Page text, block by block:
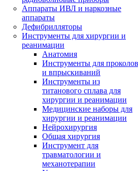
Аппараты ИВЛ и наркозные
аппараты
Дефибрилляторы
Инструменты для хирургии и
реанимации
Анатомия
Инструменты для проколов
и впрыскиваний
Инструменты из
титанового сплава для
хирургии и реанимации
Медицинские наборы для
хирургии и реанимации
Нейрохирургия
Общая хирургия
Инструмент для
травматологии и
механотерапии